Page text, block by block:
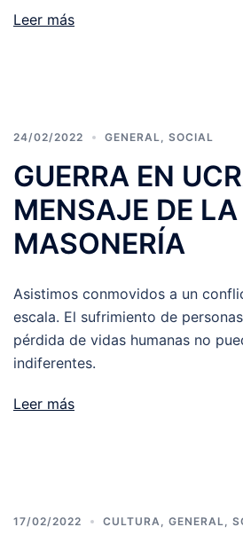
Leer más
24/02/2022 GENERAL SOCIAL
GUERRA EN
MENSAJE DE LA
MASONERÍA
Asistimos conmovidos a un
escala. El sufrimiento de
pérdida de vidas humanas no
indiferentes.
Leer más
17/02/2022 CULTURA GENERAL